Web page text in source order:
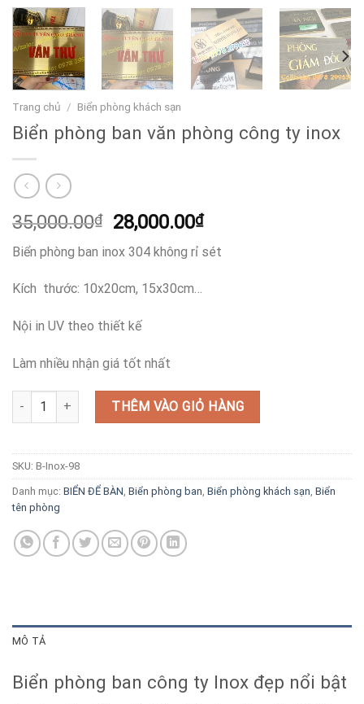
Trang chủ / Biển phòng khách sạn
Biển phòng ban văn phòng công ty inox
35,000.00₫
Giá
là:
35,000.00₫.
28,000.00₫Giá
tại
Biển phòng ban inox 304 không rỉ sét
Kích thước: 10x20cm, 15x30cm…
Nội in UV theo thiết kế
Làm nhiều nhận giá tốt nhất
Biển phòng ban văn phòng công ty inox số lượng
THÊM VÀO GIỎ HÀNG
SKU: B-Inox-98
Danh mục: BIỂN ĐỂ BÀN Biển phòng ban Biển phòng khách sạn Biển
tên phòng
MÔ TẢ
Biển phòng ban công ty Inox đẹp nổi bật